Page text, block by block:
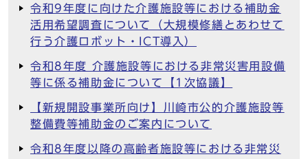
令和9年度に向けた介護施設等における補助金
活用希望調査について（大規模修繕とあわせて
行う介護ロボット・ICT導入）
令和8年度 介護施設等における非常災害用設備
等に係る補助金について【1次協議】
【新規開設事業所向け】川崎市公的介護施設等
整備費等補助金のご案内について
令和8年度以降の高齢者施設等における非常災